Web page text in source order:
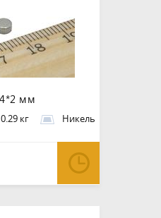
мм
0.29 кг Никель